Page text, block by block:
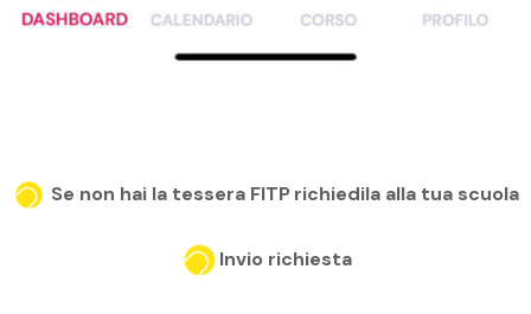
Se non hai la tessera FITP richiedila alla tua scuola
Invio richiesta